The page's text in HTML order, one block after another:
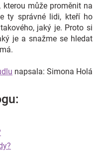
může proměnit na
ty správné lidi, kteří ho
jaký je. Proto si
je a snažme se hledat
napsala: Simona Holá